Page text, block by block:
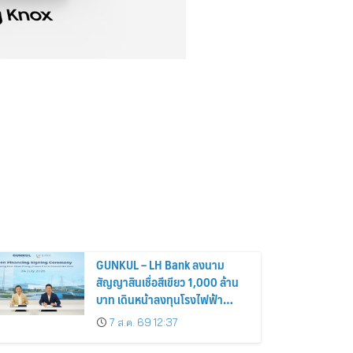
GUNKUL – LH Bank ลงนาม
สัญญาสินเชื่อสีเขียว 1,000 ล้าน
บาท เดินหน้าลงทุนโรงไฟฟ้า
พลังงานสะอาด
7 ส.ค. 69 12:37